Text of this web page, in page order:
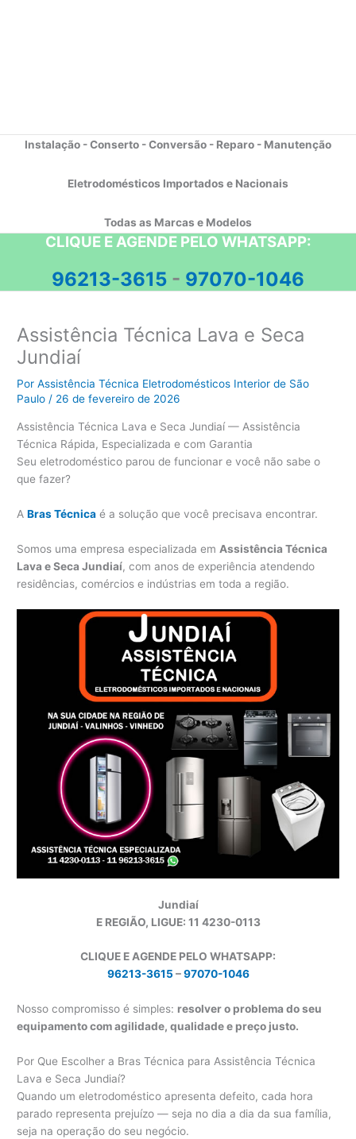
Instalação - Conserto - Conversão - Reparo - Manutenção
Eletrodomésticos Importados e Nacionais
Todas as Marcas e Modelos
CLIQUE E AGENDE PELO WHATSAPP:
96213-3615 - 97070-1046
Assistência Técnica Lava e Seca
Jundiaí
PorAssistência Técnica Eletrodomésticos Interior de São
Paulo / 26 de fevereiro de 2026
Assistência Técnica Lava e Seca Jundiaí — Assistência
Técnica Rápida, Especializada e com Garantia
Seu eletrodoméstico parou de funcionar e você não sabe o
que fazer?
ABras Técnica é a solução que você precisava encontrar.
Somos uma empresa especializada em Assistência Técnica
Lava e Seca Jundiaí, com anos de experiência atendendo
residências, comércios e indústrias em toda a região.
Jundiaí
E REGIÃO, LIGUE: 11 4230-0113
CLIQUE E AGENDE PELO WHATSAPP:
96213-3615 –97070-1046
Nosso compromisso é simples: resolver o problema do seu
equipamento com agilidade, qualidade e preço justo.
Por Que Escolher a Bras Técnica para Assistência Técnica
Lava e Seca Jundiaí?
Quando um eletrodoméstico apresenta defeito, cada hora
parado representa prejuízo — seja no dia a dia da sua família,
seja na operação do seu negócio.